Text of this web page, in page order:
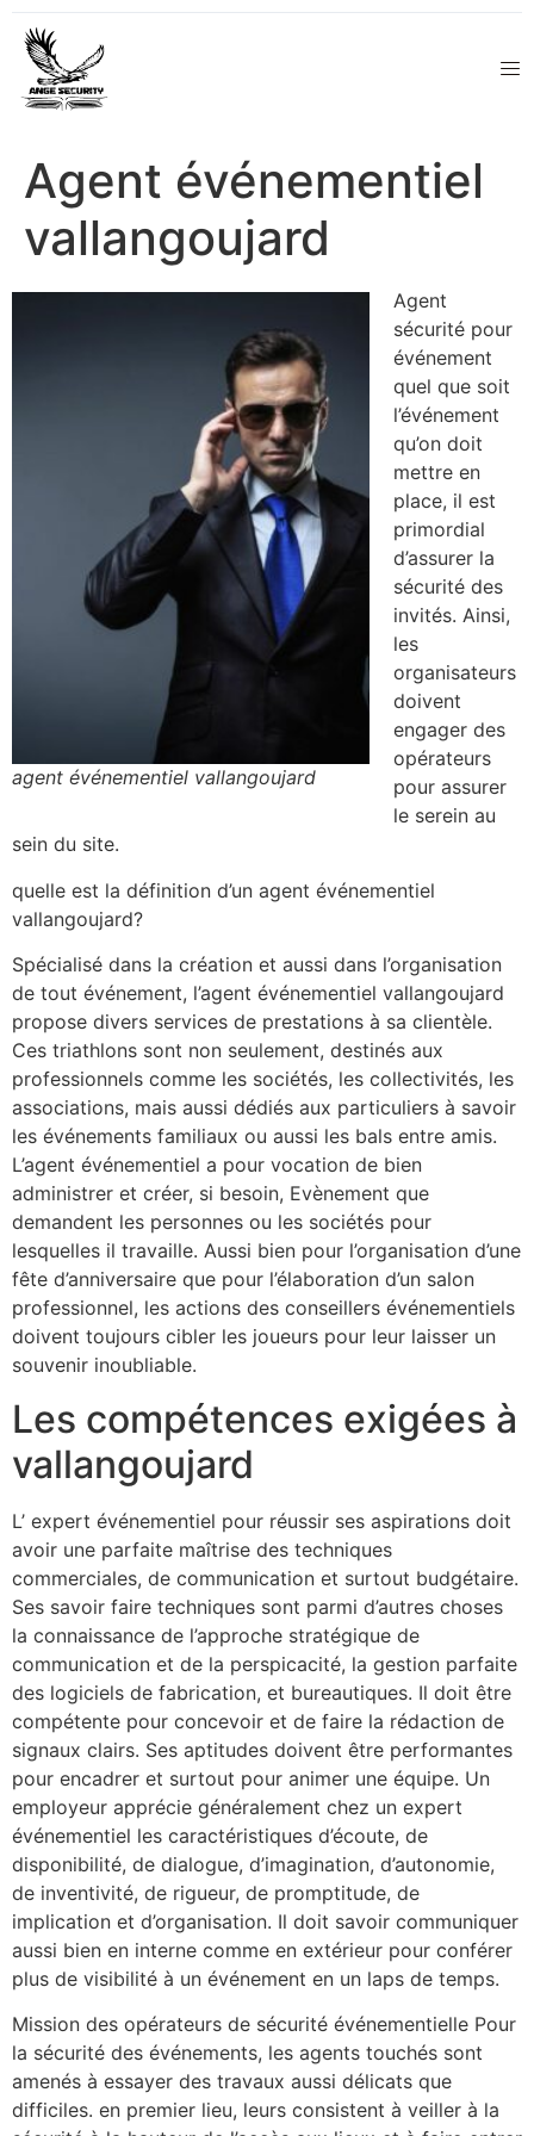
Agent événementiel
vallangoujard
agent événementiel vallangoujard
Agent
sécurité pour
événement
quel que soit
l’événement
qu’on doit
mettre en
place, il est
primordial
d’assurer la
sécurité des
invités. Ainsi,
les
organisateurs
doivent
engager des
opérateurs
pour assurer
le serein au
sein du site.
quelle est la définition d’un agent événementiel
vallangoujard?
Spécialisé dans la création et aussi dans l’organisation
de tout événement, l’agent événementiel vallangoujard
propose divers services de prestations à sa clientèle.
Ces triathlons sont non seulement, destinés aux
professionnels comme les sociétés, les collectivités, les
associations, mais aussi dédiés aux particuliers à savoir
les événements familiaux ou aussi les bals entre amis.
L’agent événementiel a pour vocation de bien
administrer et créer, si besoin, Evènement que
demandent les personnes ou les sociétés pour
lesquelles il travaille. Aussi bien pour l’organisation d’une
fête d’anniversaire que pour l’élaboration d’un salon
professionnel, les actions des conseillers événementiels
doivent toujours cibler les joueurs pour leur laisser un
souvenir inoubliable.
Les compétences exigées à
vallangoujard
L’ expert événementiel pour réussir ses aspirations doit
avoir une parfaite maîtrise des techniques
commerciales, de communication et surtout budgétaire.
Ses savoir faire techniques sont parmi d’autres choses
la connaissance de l’approche stratégique de
communication et de la perspicacité, la gestion parfaite
des logiciels de fabrication, et bureautiques. Il doit être
compétente pour concevoir et de faire la rédaction de
signaux clairs. Ses aptitudes doivent être performantes
pour encadrer et surtout pour animer une équipe. Un
employeur apprécie généralement chez un expert
événementiel les caractéristiques d’écoute, de
disponibilité, de dialogue, d’imagination, d’autonomie,
de inventivité, de rigueur, de promptitude, de
implication et d’organisation. Il doit savoir communiquer
aussi bien en interne comme en extérieur pour conférer
plus de visibilité à un événement en un laps de temps.
Mission des opérateurs de sécurité événementielle Pour
la sécurité des événements, les agents touchés sont
amenés à essayer des travaux aussi délicats que
difficiles. en premier lieu, leurs consistent à veiller à la